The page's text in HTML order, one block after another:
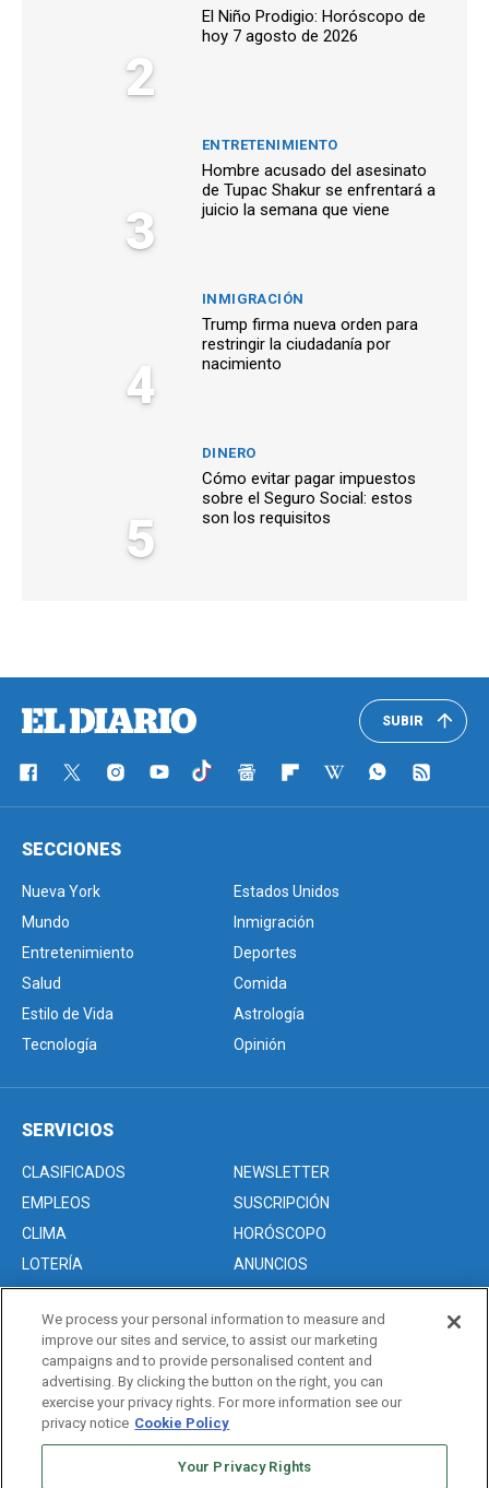
2
El Niño Prodigio: Horóscopo de
hoy 7 agosto de 2026
3
ENTRETENIMIENTO
Hombre acusado del asesinato
de Tupac Shakur se enfrentará a
juicio la semana que viene
4
INMIGRACIÓN
Trump firma nueva orden para
restringir la ciudadanía por
nacimiento
5
DINERO
Cómo evitar pagar impuestos
sobre el Seguro Social: estos
son los requisitos
SUBIR
SECCIONES
Nueva York
Estados Unidos
Mundo
Inmigración
Entretenimiento
Deportes
Salud
Comida
Estilo de Vida
Astrología
Tecnología
Opinión
SERVICIOS
CLASIFICADOS
NEWSLETTER
EMPLEOS
SUSCRIPCIÓN
CLIMA
HORÓSCOPO
LOTERÍA
ANUNCIOS
Acerca de nosotros
Advertise with Us/Anuncios
Politica de Privacidad
Editorial Guidelines
We process your personal information to measure and
improve our sites and service, to assist our marketing
campaigns and to provide personalised content and
advertising. By clicking the button on the right, you can
exercise your privacy rights. For more information see our
privacy notice Cookie Policy
Your Privacy Rights